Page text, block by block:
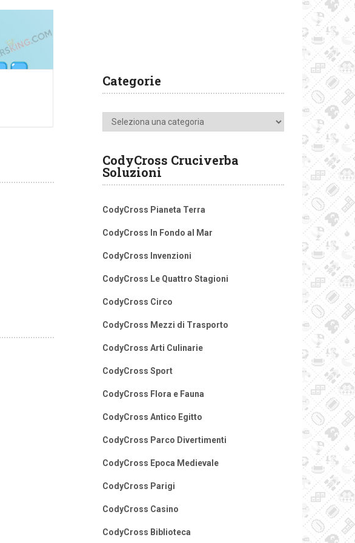
Categorie
Categorie
CodyCross Cruciverba
Soluzioni
CodyCross Pianeta Terra
CodyCross In Fondo al Mar
CodyCross Invenzioni
CodyCross Le Quattro Stagioni
CodyCross Circo
CodyCross Mezzi di Trasporto
CodyCross Arti Culinarie
CodyCross Sport
CodyCross Flora e Fauna
CodyCross Antico Egitto
CodyCross Parco Divertimenti
CodyCross Epoca Medievale
CodyCross Parigi
CodyCross Casino
CodyCross Biblioteca